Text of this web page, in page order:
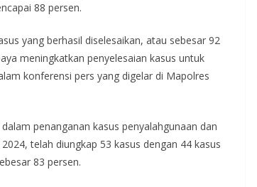
88 persen.
yang berhasil diselesaikan, atau sebesar 92
meningkatkan penyelesaian kasus untuk
konferensi pers yang digelar di Mapolres
penanganan kasus penyalahgunaan dan
telah diungkap 53 kasus dengan 44 kasus
83 persen.